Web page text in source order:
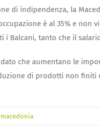
di indipendenza, la
è al 35% e non
Balcani, tanto che il
che aumentano le
di prodotti non